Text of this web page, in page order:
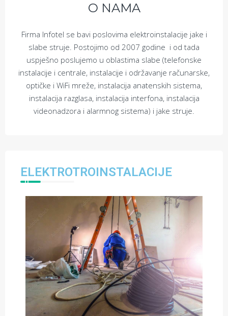
O NAMA
Firma Infotel se bavi poslovima elektroinstalacije jake i
slabe struje. Postojimo od 2007 godine i od tada
uspješno poslujemo u oblastima slabe (telefonske
instalacije i centrale, instalacije i održavanje računarske,
optičke i WiFi mreže, instalacija anatenskih sistema,
instalacija razglasa, instalacija interfona, instalacija
videonadzora i alarmnog sistema) i jake struje.
ELEKTROTROINSTALACIJE